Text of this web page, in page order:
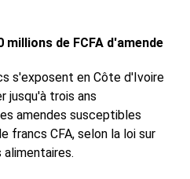
de FCFA d'amende
s'exposent en Côte d'Ivoire
jusqu'à trois ans
amendes susceptibles
francs CFA, selon la loi sur
alimentaires.